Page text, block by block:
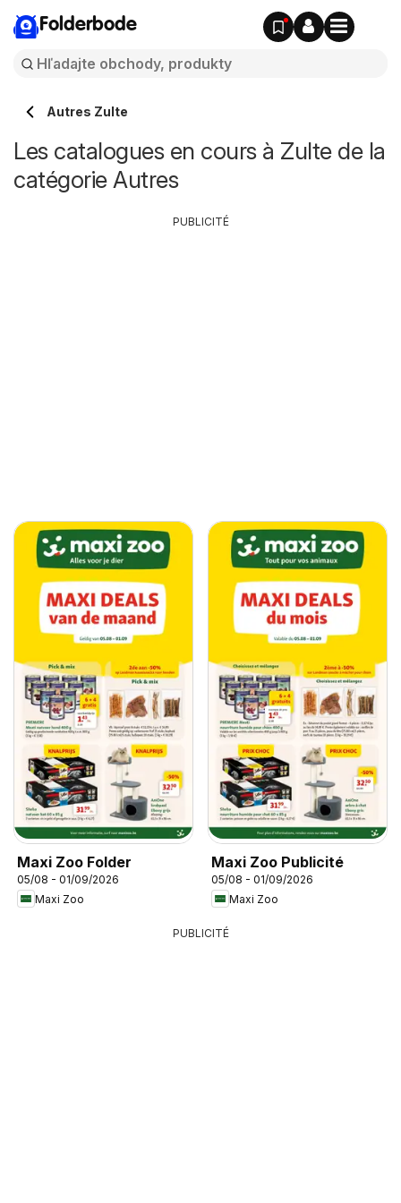
Folderbode
Autres Zulte
Les catalogues en cours à Zulte de la
catégorie Autres
Maxi Zoo Folder
05/08 - 01/09/2026
Maxi Zoo
Maxi Zoo Publicité
05/08 - 01/09/2026
Maxi Zoo
PUBLICITÉ
PUBLICITÉ